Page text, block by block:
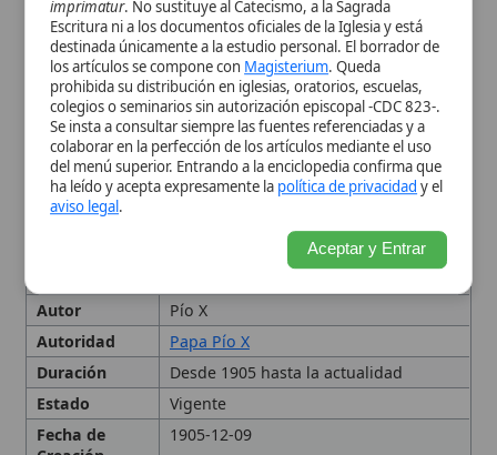
Autor
Pío X
Autoridad
Papa Pío X
Duración
Desde 1905 hasta la actualidad
Estado
Vigente
Fecha de
Creación
1905-12-09
Fecha de
Publicación
1905-12-11
Impacto
Estado en Francia, influyó en modelos
laicos europeos y generó tensiones
Importancia
Estableció la laicidad absoluta del
Estado francés y puso fin al
Concordato de 1801
Lugar
Francia
Francia
Lugar de
Origen
Journal Officiel